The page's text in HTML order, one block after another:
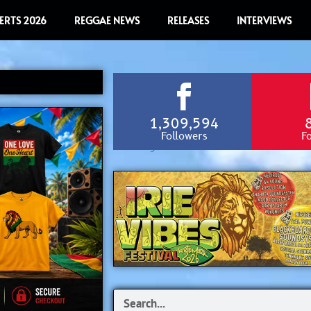
2026 REGGAE NEWS RELEASES INTERVIEWS
1,309,594
Followers
Search